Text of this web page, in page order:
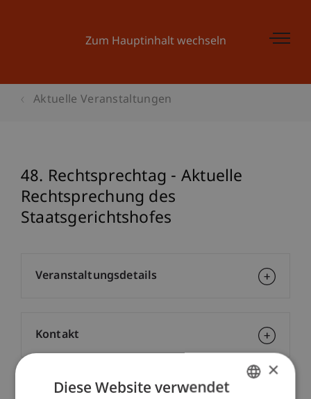
Zum Hauptinhalt wechseln
Aktuelle Veranstaltungen
48. Rechtsprechtag - Aktuelle
Rechtsprechung des
Staatsgerichtshofes
Veranstaltungsdetails
Kontakt
Downloads/Links
×
Diese Website verwendet